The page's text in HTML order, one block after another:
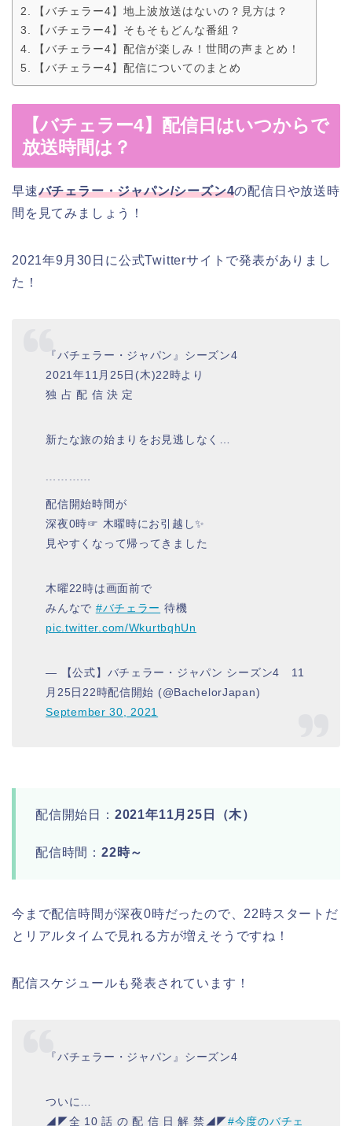
【バチェラー4】地上波放送はないの？見方は？
【バチェラー4】そもそもどんな番組？
【バチェラー4】配信が楽しみ！世間の声まとめ！
【バチェラー4】配信についてのまとめ
【バチェラー4】配信日はいつからで
放送時間は？
早速バチェラー・ジャパン/シーズン4の配信日や放送時
間を見てみましょう！
2021年9月30日に公式Twitterサイトで発表がありまし
た！
『バチェラー・ジャパン』シーズン4
2021年11月25日(木)22時より
独 占 配 信 決 定
新たな旅の始まりをお見逃しなく…
﹉﹉﹉﹉
配信開始時間が
深夜0時☞ 木曜時にお引越し✨
見やすくなって帰ってきました
木曜22時は画面前で
みんなで #バチェラー 待機‍
pic.twitter.com/WkurtbqhUn
— 【公式】バチェラー・ジャパン シーズン4 11
月25日22時配信開始 (@BachelorJapan)
September 30, 2021
配信開始日： 2021年11月25日（木）
配信時間： 22時～
今まで配信時間が深夜0時だったので、22時スタートだ
とリアルタイムで見れる方が増えそうですね！
配信スケジュールも発表されています！
『バチェラー・ジャパン』シーズン4
ついに…
◢◤全 10 話 の 配 信 日 解 禁◢◤#今度のバチェ